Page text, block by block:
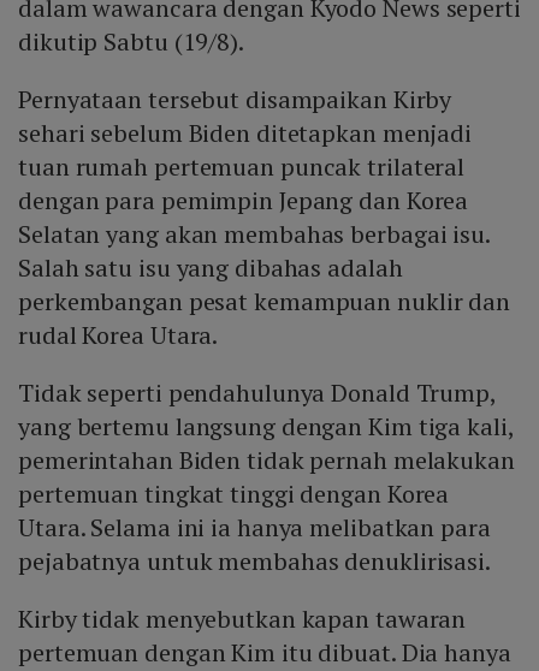
dalam wawancara dengan Kyodo News seperti
dikutip Sabtu (19/8).
Pernyataan tersebut disampaikan Kirby
sehari sebelum Biden ditetapkan menjadi
tuan rumah pertemuan puncak trilateral
dengan para pemimpin Jepang dan Korea
Selatan yang akan membahas berbagai isu.
Salah satu isu yang dibahas adalah
perkembangan pesat kemampuan nuklir dan
rudal Korea Utara.
Tidak seperti pendahulunya Donald Trump,
yang bertemu langsung dengan Kim tiga kali,
pemerintahan Biden tidak pernah melakukan
pertemuan tingkat tinggi dengan Korea
Utara. Selama ini ia hanya melibatkan para
pejabatnya untuk membahas denuklirisasi.
Kirby tidak menyebutkan kapan tawaran
pertemuan dengan Kim itu dibuat. Dia hanya